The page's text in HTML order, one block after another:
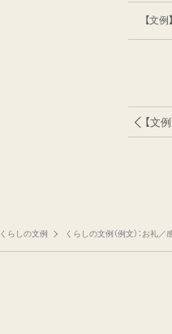
【文
【文
くらしの文例 くらしの文例（例文）：お礼／